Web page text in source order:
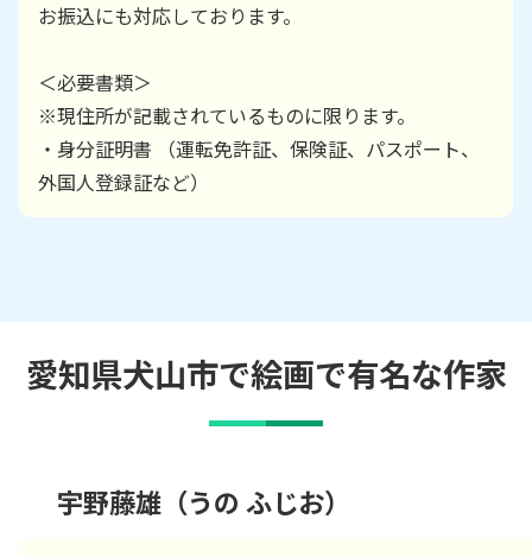
お振込にも対応しております。
＜必要書類＞
※現住所が記載されているものに限ります。
・身分証明書 （運転免許証、保険証、パスポート、
外国人登録証など）
愛知県犬山市で絵画で有名な作家
宇野藤雄（うの ふじお）